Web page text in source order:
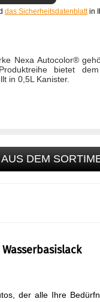
das Sicherheitsdatenblattin
Nexa Autocolor®
bietet dem
in 0,5L Kanister.
DEM
der alle Ihre